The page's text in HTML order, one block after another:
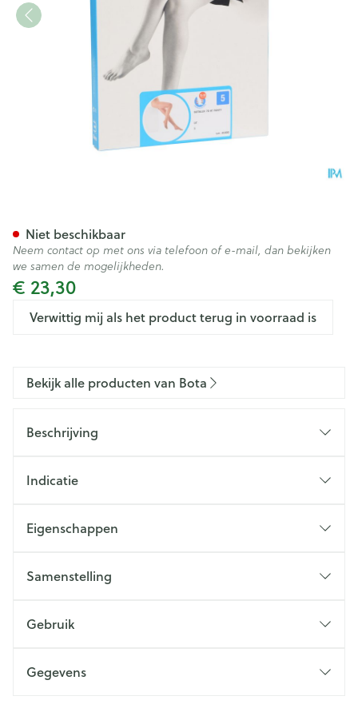
€ 23,30
Verwittig mij als het product terug in voorraad is
Niet beschikbaar
Neem contact op met ons via telefoon of e-mail, dan bekijken
we samen de mogelijkheden.
Bekijk alle producten van Bota
Beschrijving
Indicatie
Eigenschappen
Samenstelling
Gebruik
Gegevens